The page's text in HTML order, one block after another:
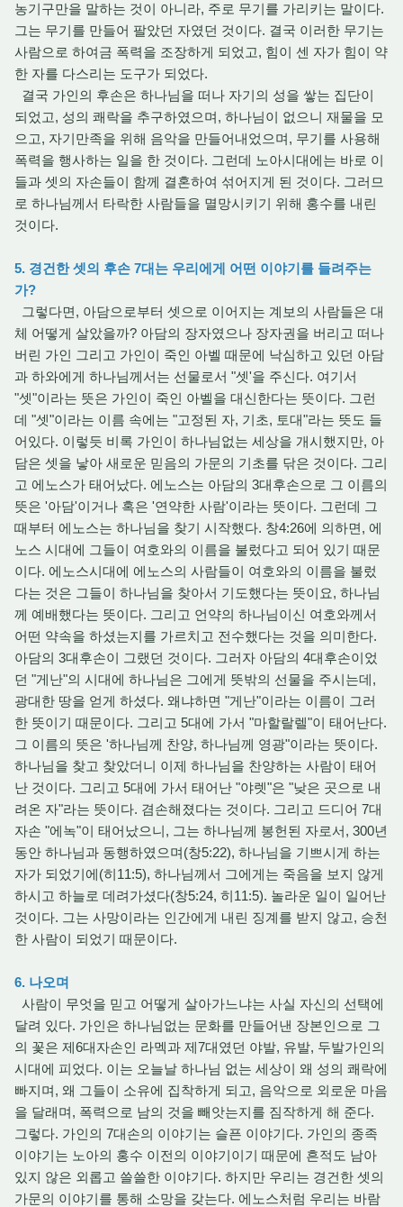
농기구만을 말하는 것이 아니라, 주로 무기를 가리키는 말이다.
그는 무기를 만들어 팔았던 자였던 것이다. 결국 이러한 무기는
사람으로 하여금 폭력을 조장하게 되었고, 힘이 센 자가 힘이 약
한 자를 다스리는 도구가 되었다.
결국 가인의 후손은 하나님을 떠나 자기의 성을 쌓는 집단이
되었고, 성의 쾌락을 추구하였으며, 하나님이 없으니 재물을 모
으고, 자기만족을 위해 음악을 만들어내었으며, 무기를 사용해
폭력을 행사하는 일을 한 것이다. 그런데 노아시대에는 바로 이
들과 셋의 자손들이 함께 결혼하여 섞어지게 된 것이다. 그러므
로 하나님께서 타락한 사람들을 멸망시키기 위해 홍수를 내린
것이다.
5. 경건한 셋의 후손 7대는 우리에게 어떤 이야기를 들려주는
가?
그렇다면, 아담으로부터 셋으로 이어지는 계보의 사람들은 대
체 어떻게 살았을까? 아담의 장자였으나 장자권을 버리고 떠나
버린 가인 그리고 가인이 죽인 아벨 때문에 낙심하고 있던 아담
과 하와에게 하나님께서는 선물로서 "셋'을 주신다. 여기서
"셋"이라는 뜻은 가인이 죽인 아벨을 대신한다는 뜻이다. 그런
데 "셋"이라는 이름 속에는 "고정된 자, 기초, 토대"라는 뜻도 들
어있다. 이렇듯 비록 가인이 하나님없는 세상을 개시했지만, 아
담은 셋을 낳아 새로운 믿음의 가문의 기초를 닦은 것이다. 그리
고 에노스가 태어났다. 에노스는 아담의 3대후손으로 그 이름의
뜻은 '아담'이거나 혹은 '연약한 사람'이라는 뜻이다. 그런데 그
때부터 에노스는 하나님을 찾기 시작했다. 창4:26에 의하면, 에
노스 시대에 그들이 여호와의 이름을 불렀다고 되어 있기 때문
이다. 에노스시대에 에노스의 사람들이 여호와의 이름을 불렀
다는 것은 그들이 하나님을 찾아서 기도했다는 뜻이요, 하나님
께 예배했다는 뜻이다. 그리고 언약의 하나님이신 여호와께서
어떤 약속을 하셨는지를 가르치고 전수했다는 것을 의미한다.
아담의 3대후손이 그랬던 것이다. 그러자 아담의 4대후손이었
던 "게난"의 시대에 하나님은 그에게 뜻밖의 선물을 주시는데,
광대한 땅을 얻게 하셨다. 왜냐하면 "게난"이라는 이름이 그러
한 뜻이기 때문이다. 그리고 5대에 가서 "마할랄렐"이 태어난다.
그 이름의 뜻은 '하나님께 찬양, 하나님께 영광"이라는 뜻이다.
하나님을 찾고 찾았더니 이제 하나님을 찬양하는 사람이 태어
난 것이다. 그리고 5대에 가서 태어난 "야렛"은 "낮은 곳으로 내
려온 자"라는 뜻이다. 겸손해졌다는 것이다. 그리고 드디어 7대
자손 "에녹"이 태어났으니, 그는 하나님께 봉헌된 자로서, 300년
동안 하나님과 동행하였으며(창5:22), 하나님을 기쁘시게 하는
자가 되었기에(히11:5), 하나님께서 그에게는 죽음을 보지 않게
하시고 하늘로 데려가셨다(창5:24, 히11:5). 놀라운 일이 일어난
것이다. 그는 사망이라는 인간에게 내린 징계를 받지 않고, 승천
한 사람이 되었기 때문이다.
6. 나오며
사람이 무엇을 믿고 어떻게 살아가느냐는 사실 자신의 선택에
달려 있다. 가인은 하나님없는 문화를 만들어낸 장본인으로 그
의 꽃은 제6대자손인 라멕과 제7대였던 야발, 유발, 두발가인의
시대에 피었다. 이는 오늘날 하나님 없는 세상이 왜 성의 쾌락에
빠지며, 왜 그들이 소유에 집착하게 되고, 음악으로 외로운 마음
을 달래며, 폭력으로 남의 것을 빼앗는지를 짐작하게 해 준다.
그렇다. 가인의 7대손의 이야기는 슬픈 이야기다. 가인의 종족
이야기는 노아의 홍수 이전의 이야기이기 때문에 흔적도 남아
있지 않은 외롭고 쓸쓸한 이야기다. 하지만 우리는 경건한 셋의
가문의 이야기를 통해 소망을 갖는다. 에노스처럼 우리는 바람